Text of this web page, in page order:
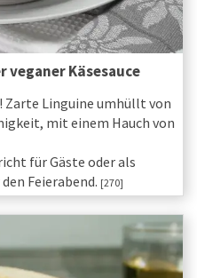
veganer Käsesauce
Zarte Linguine umhüllt von
mit einem Hauch von
für Gäste oder als
Feierabend. [270]